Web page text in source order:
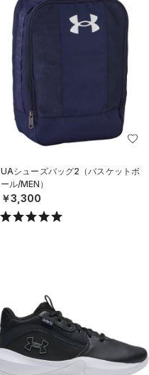
UAシューズバッグ2（バスケットボ
ール/MEN）
￥3,300